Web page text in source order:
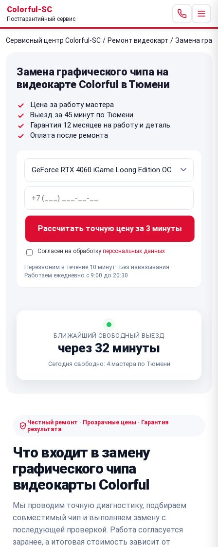
Colorful-SC
Постгарантийный сервис
Сервисный центр Colorful-SC / Ремонт видеокарт / Замена
Замена графического чипа на
видеокарте Colorful в Тюмени
Цена за работу мастера
Выезд за 45 минут по Тюмени
Гарантия 12 месяцев на работу и деталь
Оплата после ремонта
Рассчитать точную цену за 3 минуты
Согласен на обработку персональных данных
Перезвоним в течение 10 минут · Без навязывания ·
Работаем ежедневно с 9:00 до 20:30
БЛИЖАЙШИЙ СВОБОДНЫЙ ВЫЕЗД
через 32 минуты
Сегодня свободно: 4 мастера по Тюмени
Честный ремонт · Прозрачные цены · Гарантия
результата
Что входит в замену
графического чипа
видеокарты Colorful
Мы проводим точную диагностику, подбираем
совместимый чип и выполняем замену с
последующей проверкой. Работа согласуется
заранее, а итоговая стоимость зависит от